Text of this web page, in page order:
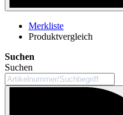
Merkliste
Produktvergleich
Suchen
Suchen